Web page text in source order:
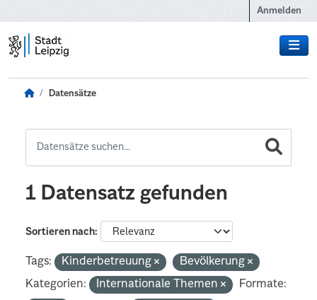
Anmelden
Datensätze
1 Datensatz gefunden
Sortieren nach
Tags: Kinderbetreuung
Bevölkerung
Kategorien:
Internationale Themen
Formate: